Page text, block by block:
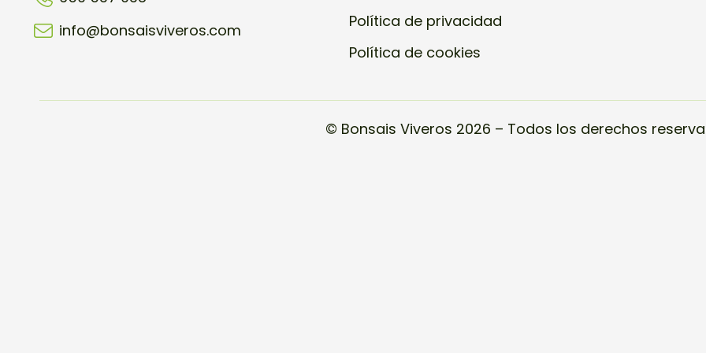
info@bonsaisviveros.com
Política de privacidad
Política de cookies
© Bonsais Viveros 2026 – Todos los derechos